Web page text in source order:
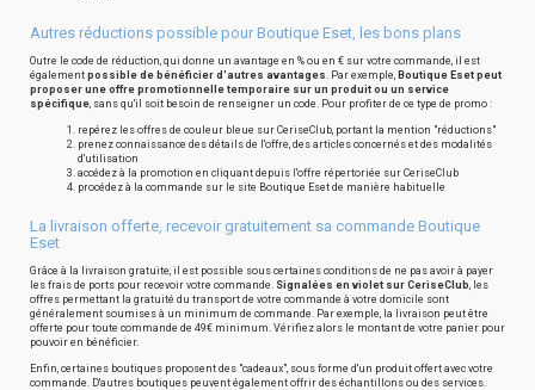
Autres réductions possible pour Boutique Eset, les bons plans
Outre le code de réduction, qui donne un avantage en % ou en € sur votre commande, il est
également possible de bénéficier d'autres avantages. Par exemple, Boutique Eset peut
proposer une offre promotionnelle temporaire sur un produit ou un service
spécifique, sans qu'il soit besoin de renseigner un code. Pour profiter de ce type de promo :
repérez les offres de couleur bleue sur CeriseClub, portant la mention "réductions"
prenez connaissance des détails de l'offre, des articles concernés et des modalités
d'utilisation
accédez à la promotion en cliquant depuis l'offre répertoriée sur CeriseClub
procédez à la commande sur le site Boutique Eset de manière habituelle
La livraison offerte, recevoir gratuitement sa commande Boutique
Eset
Grâce à la livraison gratuite, il est possible sous certaines conditions de ne pas avoir à payer
les frais de ports pour recevoir votre commande. Signalées en violet sur CeriseClub, les
offres permettant la gratuité du transport de votre commande à votre domicile sont
généralement soumises à un minimum de commande. Par exemple, la livraison peut être
offerte pour toute commande de 49€ minimum. Vérifiez alors le montant de votre panier pour
pouvoir en bénéficier.
Enfin, certaines boutiques proposent des "cadeaux", sous forme d'un produit offert avec votre
commande. D'autres boutiques peuvent également offrir des échantillons ou des services.